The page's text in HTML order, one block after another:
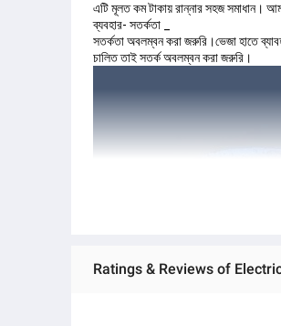
এটি মূলত কম টাকায় রান্নার সহজ সমাধান।
ব্যবহার- সতর্কতা _
সতর্কতা অবলম্বন করা জরুরি।ভেজা হাতে
চালিত তাই সতর্ক অবলম্বন করা জরুরি।
Ratings & Reviews of